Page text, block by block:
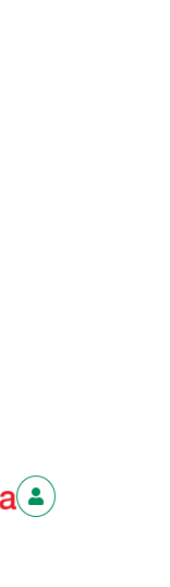
წებოვნების
და
თუნდაც
მალავის
იცავს და
ხანგრძლივ
ადვილად.
შეანჯღრიეთ,
30სმ-